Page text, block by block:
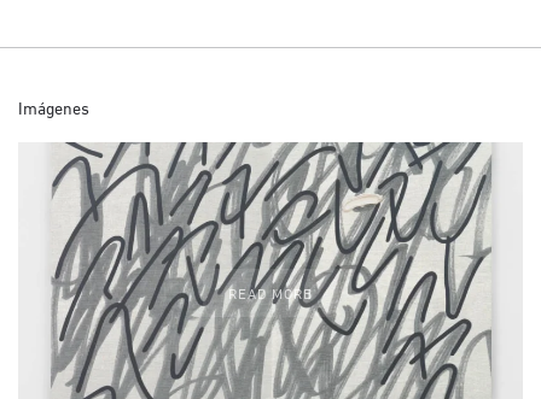
Imágenes
READ MORE